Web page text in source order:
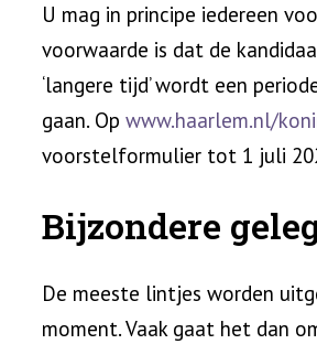
U mag in principe iedereen
voorwaarde is dat de
‘langere tijd’ wordt een
gaan. Opwww.haarlem.nl/
voorstelformulier tot 1 juli
Bijzondere
De meeste lintjes worden
moment. Vaak gaat het dan